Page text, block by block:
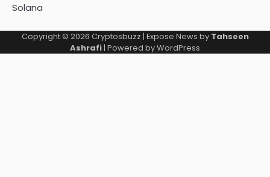
Solana
Copyright © 2026 Cryptosbuzz | Expose News by Tahseen
Ashrafi | Powered byWordPress